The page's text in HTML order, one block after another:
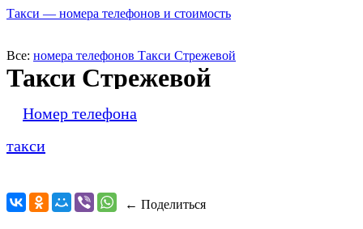
Такси — номера телефонов и стоимость
Все: номера телефонов Такси Стрежевой
Такси Стрежевой
Номер телефона
такси
← Поделиться